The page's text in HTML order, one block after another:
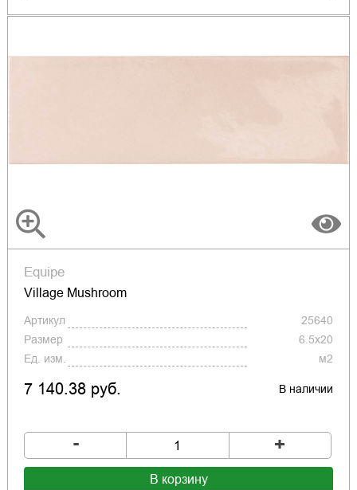
Equipe
Village Mushroom
Артикул
25640
Размер
6.5x20
Ед. изм.
м2
7 140.38 руб. В наличии
- +
В корзину